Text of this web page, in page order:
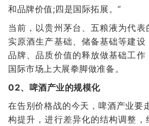
和品牌价值;四是国际拓展。”
当前，以贵州茅台、五粮液为代表
实原酒生产基础、储备基础等建设
品牌、品质价值的释放做基础工作
国际市场上大展拳脚做准备。
02、啤酒产业的规模化
在告别价格战的今天，啤酒产业要
构提升，进行差异化的结构调整，